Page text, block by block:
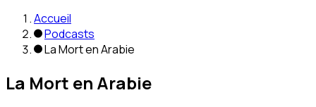
Accueil
Podcasts
La Mort en Arabie
La Mort en Arabie